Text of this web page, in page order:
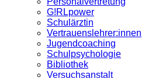
G!RLpower
Schulärztin
Vertrauenslehrer:innen
Jugendcoaching
Schulpsychologie
Bibliothek
Versuchsanstalt